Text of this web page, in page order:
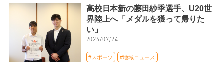
高校日本新の藤田紗季選手、U20世
界陸上へ「メダルを獲って帰りた
い」
2026/07/24
#スポーツ #地域ニュース